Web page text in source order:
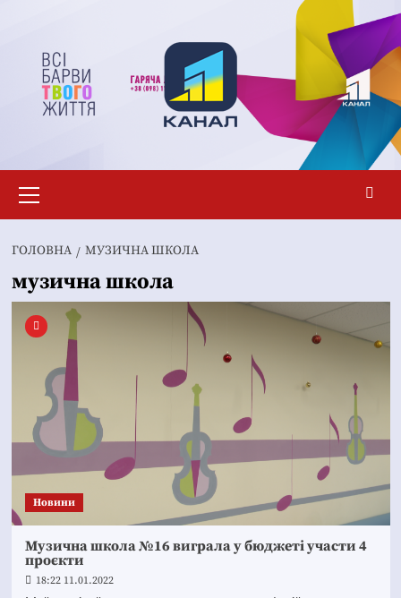
вмісту
меню
ГОЛОВНА МУЗИЧНА ШКОЛА
музична школа
Новини
Музична школа №16 виграла у бюджеті участи 4
проєкти
18:22 11.01.2022